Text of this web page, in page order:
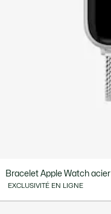
Bracelet Apple Watch acier
EXCLUSIVITÉ EN LIGNE